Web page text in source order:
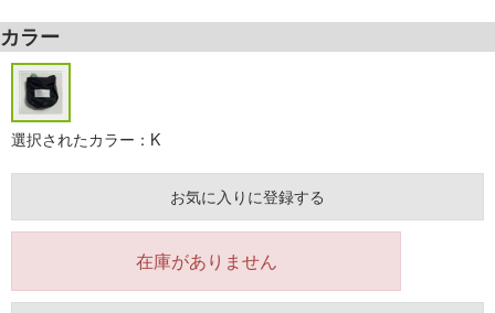
カラー
選択されたカラー：K
お気に入りに登録する
在庫がありません